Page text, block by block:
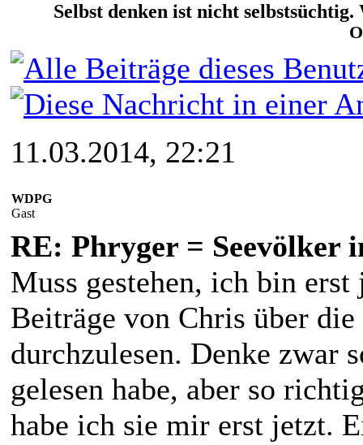
Selbst denken ist nicht
11.03.2014, 22:21
WDPG
Gast
RE: Phryger = Seevölker
Muss gestehen, ich bin
Beiträge von Chris über
durchzulesen. Denke zwar
gelesen habe, aber so
habe ich sie mir erst jetzt.